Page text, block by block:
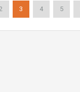
3 4 5